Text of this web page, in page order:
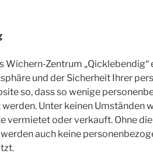
Wichern-Zentrum „Qicklebendig“
und der Sicherheit Ihrer
so, dass so wenige
Unter keinen Umständen
vermietet oder verkauft. Ohne
auch keine